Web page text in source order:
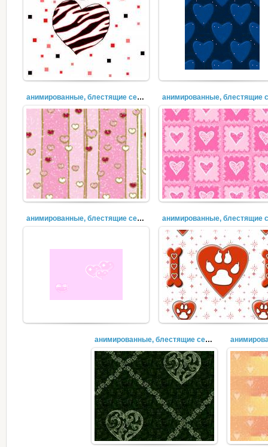
анимированные, блестящие сердечки (14)
анимированные, блестящие сердечки (11)
анимированные, блестящие сердечки (8)